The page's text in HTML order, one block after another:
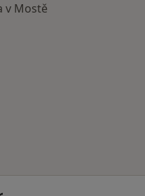
v Mostě